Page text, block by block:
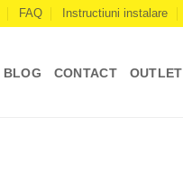
FAQ Instructiuni instalare
BLOG CONTACT OUTLET